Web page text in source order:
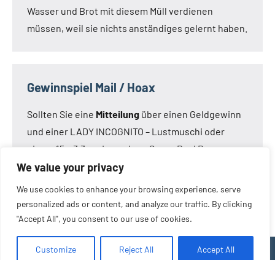
We value your privacy
We use cookies to enhance your browsing experience, serve
personalized ads or content, and analyze our traffic. By clicking
"Accept All", you consent to our use of cookies.
Customize Reject All Accept All
Wasser und Brot mit diesem Müll verdienen
müssen, weil sie nichts anständiges gelernt haben.
Gewinnspiel Mail / Hoax
Sollten Sie eine Mitteilung über einen Geldgewinn
und einer LADY INCOGNITO – Lustmuschi oder
einem 15 x 3,3 cm Loveclone Super Real Dong –
oder was immer den Kameraden noch einfällt –
Mail ist eine Fälschung.
WordPress-Theme: Occasio von ThemeZee.